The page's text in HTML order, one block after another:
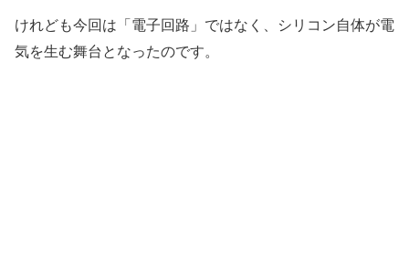
けれども今回は「電子回路」ではなく、シリコン自体が電
気を生む舞台となったのです。